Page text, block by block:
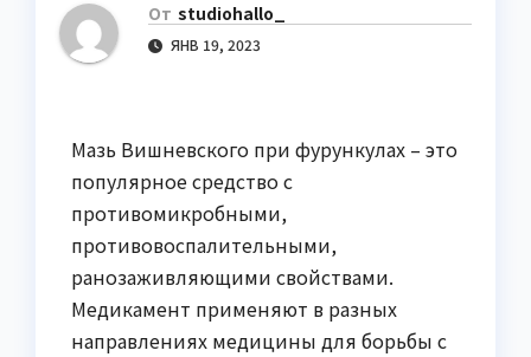
От studiohallo_
ЯНВ 19, 2023
Мазь Вишневского при фурункулах – это
популярное средство с
противомикробными,
противовоспалительными,
ранозаживляющими свойствами.
Медикамент применяют в разных
направлениях медицины для борьбы с